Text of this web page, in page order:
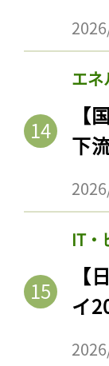
エネ
【
下
IT・
【
イ